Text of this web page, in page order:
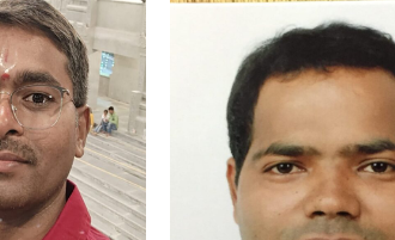
Prof.